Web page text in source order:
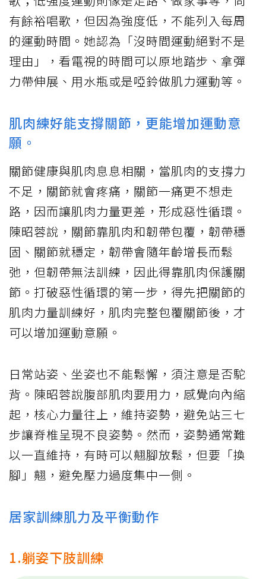
有餘裕唱歌，但因為強度低，不能列入每周
的運動時間。她認為「沒時間運動絕對不是
理由」，看電視的時間可以原地踏步、拿彈
力帶伸展、用水瓶或是啞鈴做肌力運動等。
肌肉練好能支撐關節，更能增加運動意
願。
關節健康與肌肉息息相關，當肌肉的支撐力
不足，關節就會疼痛，關節一痛更不想走
路，因而讓肌肉力量更差，形成惡性循環。
陳昭蓉說，關節靠肌肉和韌帶包覆，韌帶穩
固、關節就穩定，韌帶會隨年齡增長而鬆
弛，但韌帶無法訓練，因此得靠肌肉保護關
節。打破惡性循環的第一步，得先把關節的
肌肉力量訓練好，肌肉完整包覆關節後，才
可以增加運動意願。
日常站姿、坐姿也不能鬆懈，須注意是否駝
背。陳昭蓉說腹部肌肉要用力，感覺向內縮
起，核心力量往上，維持姿勢，避免站三七
步讓脊椎呈現不良姿勢。然而，姿勢通常難
以一直維持，有時可以翹腳放鬆，但要「換
腳」翹，避免壓力過度集中一側。
居家訓練肌力及平衡動作
1.躺姿下肢訓練